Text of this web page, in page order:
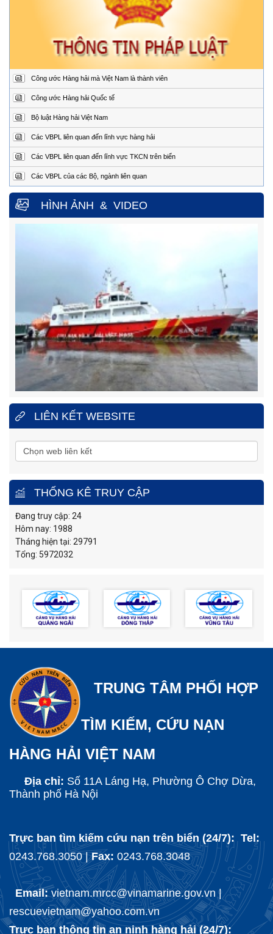
Đường Hoàng Sa, Phường Sơn Trà, thành phố Đà
02363.924.957 (24/24h)
Trung tâm Phối hợp tìm kiếm, cứu nạn hàng hải khu vực III
Địa
chỉ:
1151/45 Đường 30 tháng 4, Phường Phước Thắng,
thành phố Hồ Chí Minh.
Điện
thoại:
0254.3850.950 (24/24h)
Fax:
0254.3810.353
Trung tâm Phối hợp tìm kiếm, cứu nạn hàng hải khu vực IV
Địa
chỉ
Số 65, đường Nguyễn Văn Linh, phường Nam Nha
Trang, tỉnh Khánh Hòa.
Điện
0258.3880.373(24/24h)
Công ước Hàng hải mà Việt Nam là thành viên
Công ước Hàng hải Quốc tế
Bộ luật Hàng hải Việt Nam
Các VBPL liên quan đến lĩnh vực hàng hải
Các VBPL liên quan đến lĩnh vực TKCN trên biển
Các VBPL của các Bộ, ngành liên quan
HÌNH ẢNH & VIDEO
LIÊN KẾT WEBSITE
THỐNG KÊ TRUY CẬP
Đang truy cập: 24
Hôm nay: 1988
Tháng hiện tại: 29791
Tổng: 5972032
TRUNG TÂM PHỐI HỢP
TÌM KIẾM, CỨU NẠN
HÀNG HẢI VIỆT NAM
Địa chỉ: Số 11A Láng Hạ, Phường Ô Chợ Dừa,
Thành phố Hà Nội
Trực ban tìm kiếm cứu nạn trên biển (24/7): Tel:
0243.768.3050 |Fax: 0243.768.3048
Email:vietnam.mrcc@vinamarine.gov.vn |
rescuevietnam@yahoo.com.vn
Trực ban thông tin an ninh hàng hải (24/7):